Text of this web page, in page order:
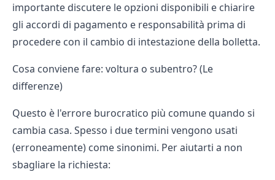
importante discutere le opzioni disponibili e chiarire
gli accordi di pagamento e responsabilità prima di
procedere con il cambio di intestazione della bolletta.
Cosa conviene fare: voltura o subentro? (Le
differenze)
Questo è l'errore burocratico più comune quando si
cambia casa. Spesso i due termini vengono usati
(erroneamente) come sinonimi. Per aiutarti a non
sbagliare la richiesta: